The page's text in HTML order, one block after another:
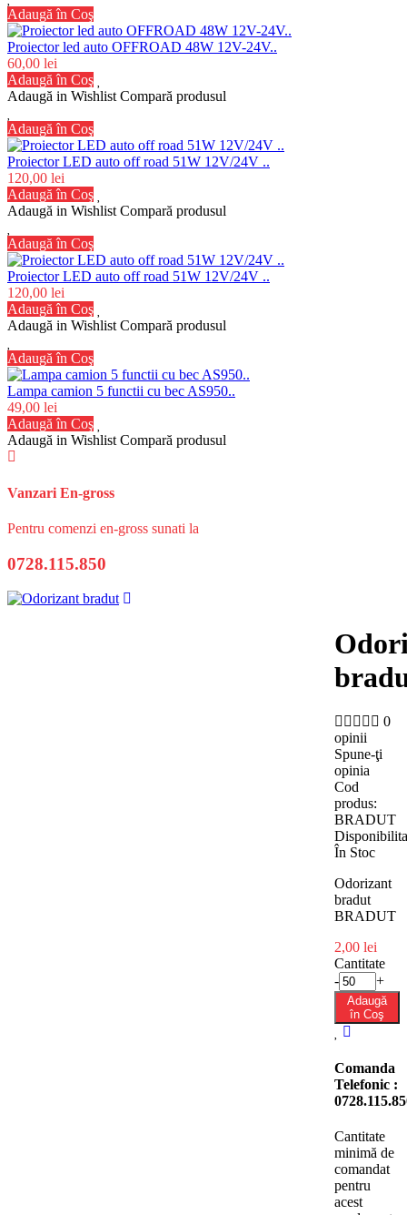
Adaugă în Coş
Proiector led auto OFFROAD 48W 12V-24V..
60,00 lei
Adaugă în Coş
Adaugă in Wishlist Compară produsul
Adaugă în Coş
Proiector LED auto off road 51W 12V/24V ..
120,00 lei
Adaugă în Coş
Adaugă in Wishlist Compară produsul
Adaugă în Coş
Proiector LED auto off road 51W 12V/24V ..
120,00 lei
Adaugă în Coş
Adaugă in Wishlist Compară produsul
Adaugă în Coş
Lampa camion 5 functii cu bec AS950..
49,00 lei
Adaugă în Coş
Adaugă in Wishlist Compară produsul
Vanzari En-gross
Pentru comenzi en-gross sunati la
0728.115.850
0
opinii
Spune-ţi
opinia
Cod
produs:
BRADUT
În Stoc
Odorizant
bradut
BRADUT
2,00 lei
Cantitate
-
+
Adaugă
în Coş
Comanda
Telefonic :
Cantitate
minimă de
comandat
pentru
acest